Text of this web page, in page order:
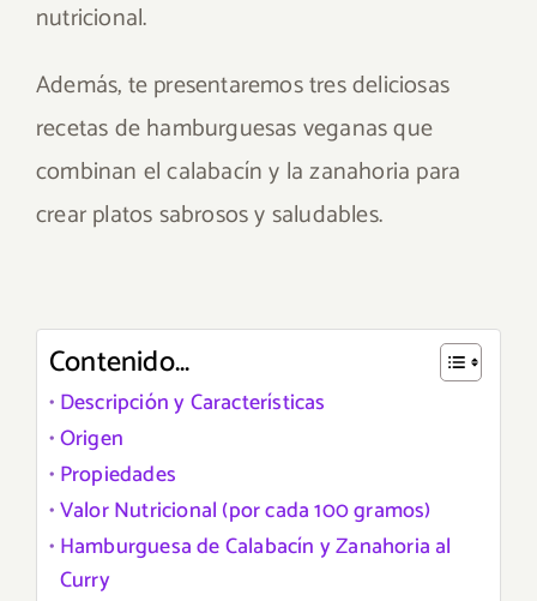
nutricional.
Además, te presentaremos tres deliciosas
recetas de hamburguesas veganas que
combinan el calabacín y la zanahoria para
crear platos sabrosos y saludables.
Contenido...
Descripción y Características
Origen
Propiedades
Valor Nutricional (por cada 100 gramos)
Hamburguesa de Calabacín y Zanahoria al
Curry